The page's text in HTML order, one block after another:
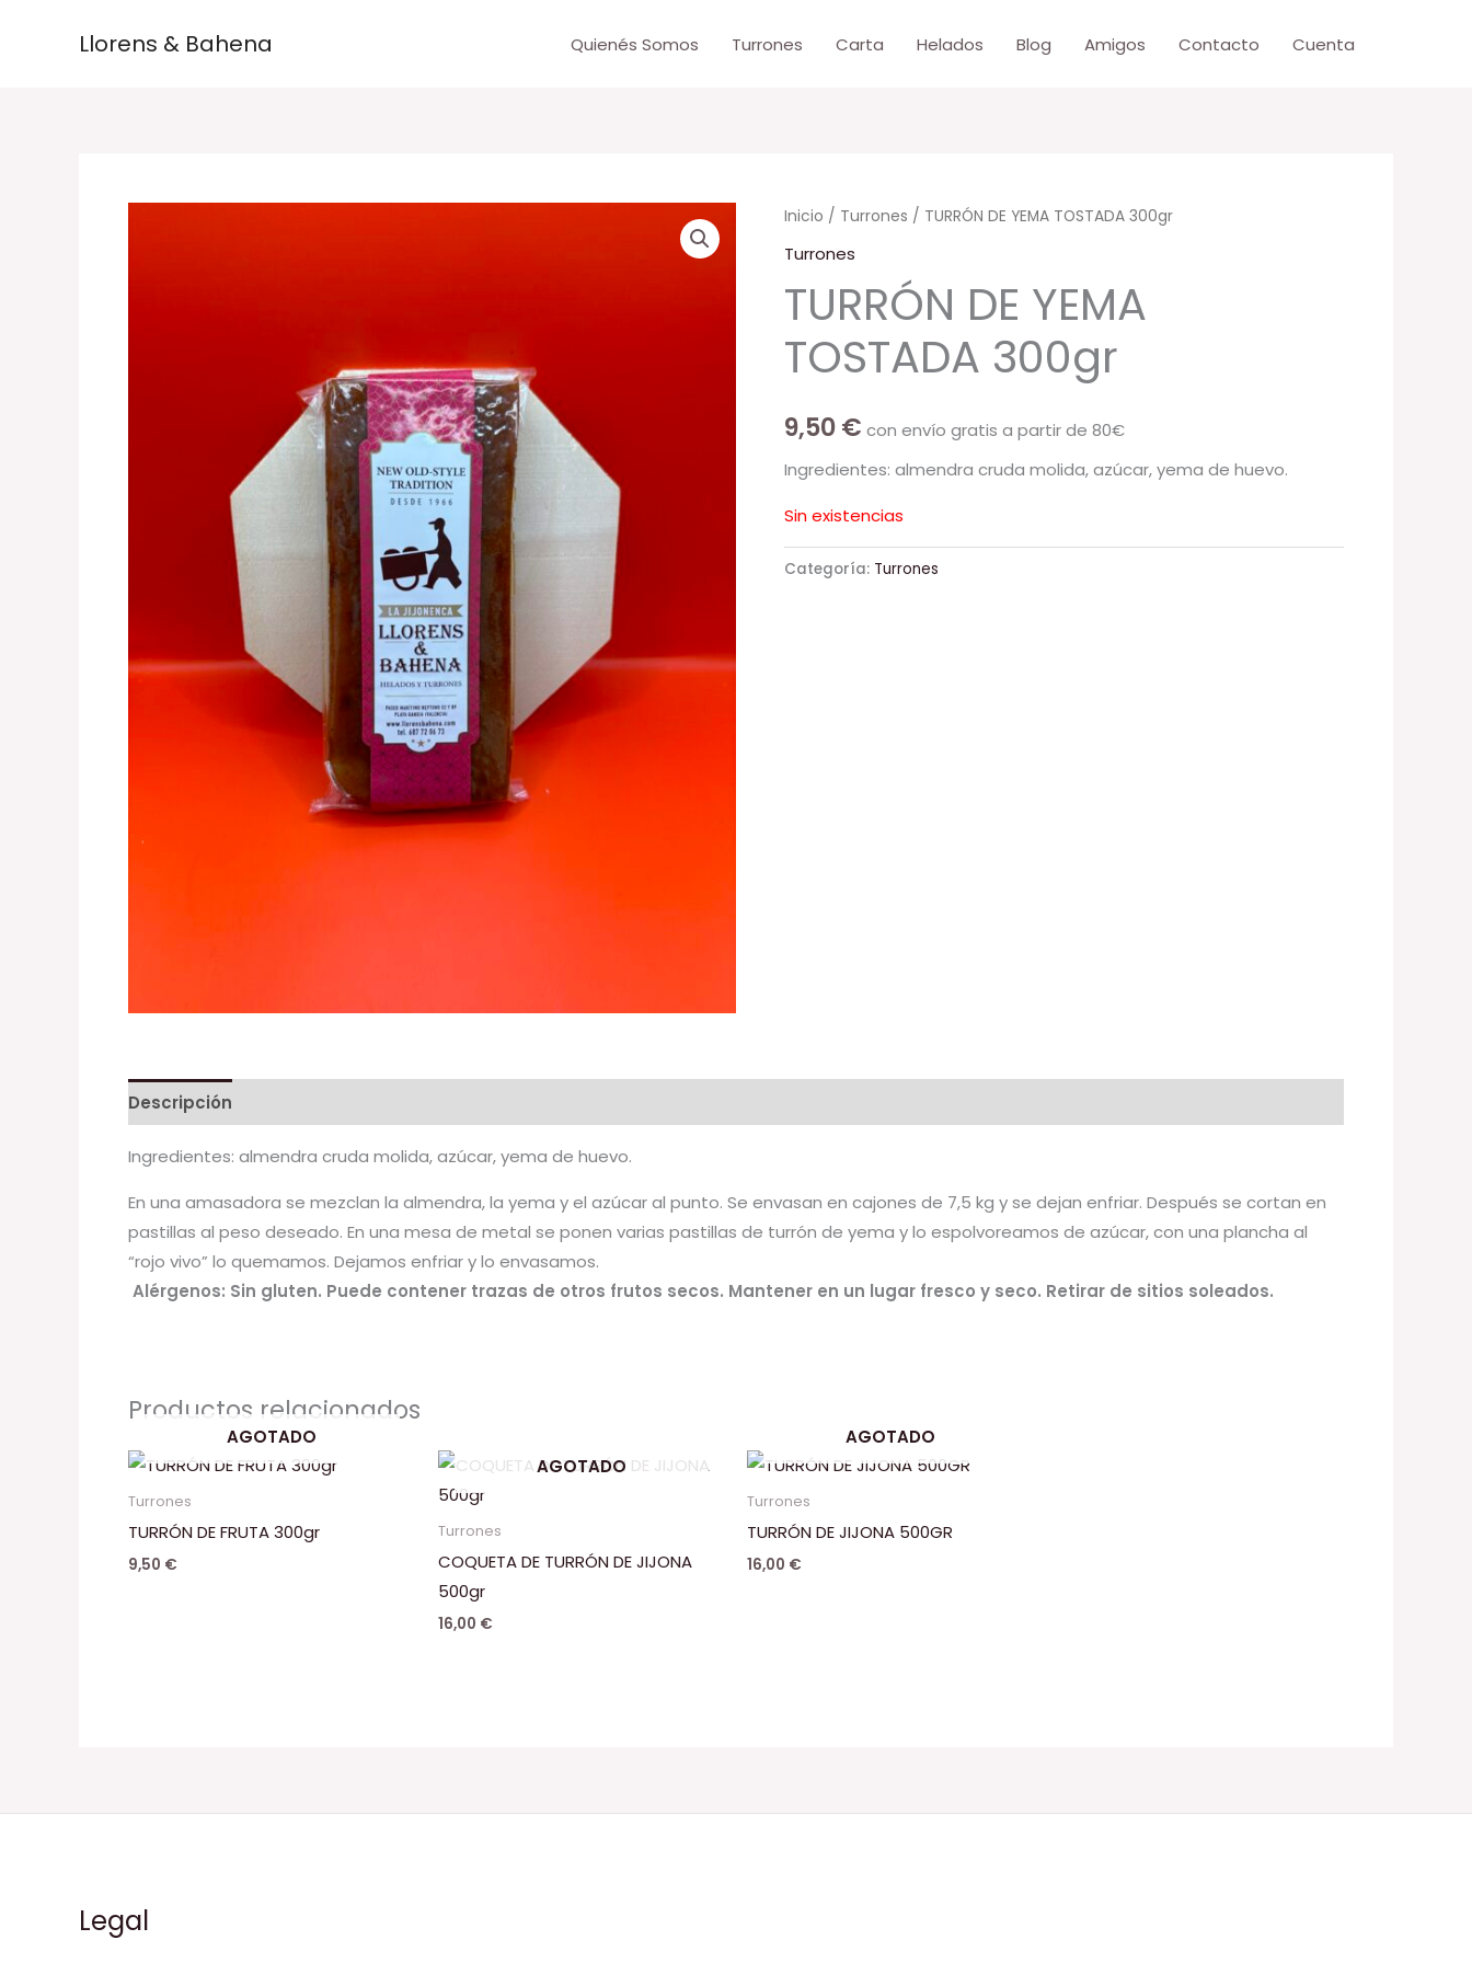
Llorens & Bahena Quienés Somos Turrones Carta Helados Blog Amigos Contacto Cuenta
Inicio / Turrones / TURRÓN DE YEMA TOSTADA 300gr
Turrones
TURRÓN DE YEMA
TOSTADA 300gr
9,50€ con envío gratis a partir de 80€
Ingredientes: almendra cruda molida, azúcar, yema de huevo.
Sin existencias
Categoría: Turrones
Descripción
Ingredientes: almendra cruda molida, azúcar, yema de huevo.
En una amasadora se mezclan la almendra, la yema y el azúcar al punto. Se envasan en cajones de 7,5 kg y se dejan enfriar. Después se cortan en
pastillas al peso deseado. En una mesa de metal se ponen varias pastillas de turrón de yema y lo espolvoreamos de azúcar, con una plancha al
“rojo vivo” lo quemamos. Dejamos enfriar y lo envasamos.
Alérgenos: Sin gluten. Puede contener trazas de otros frutos secos. Mantener en un lugar fresco y seco. Retirar de sitios soleados.
Productos relacionados
AGOTADO
Turrones
TURRÓN DE FRUTA 300gr
9,50 €
AGOTADO
Turrones
COQUETA DE TURRÓN DE JIJONA
500gr
16,00 €
AGOTADO
Turrones
TURRÓN DE JIJONA 500GR
16,00 €
Legal